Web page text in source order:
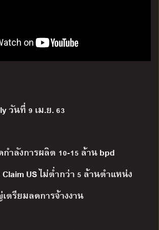
วันที่ 9 เม.ย. 63
กำลังการผลิต 10-15 ล้าน bpd
US ไม่ต่ำกว่า 5 ล้านตำแหน่ง
ตรียมลดการจ้างงาน